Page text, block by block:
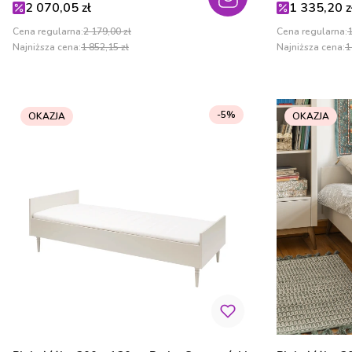
Cena promocyjna
2 070,05 zł
Cena regularna:2 179,00 zł
Najniższa cena:1 852,15 zł
Cena
1 335,20
Cena regularna:
Najniższa cena:1
OKAZJA -5% OKAZJA